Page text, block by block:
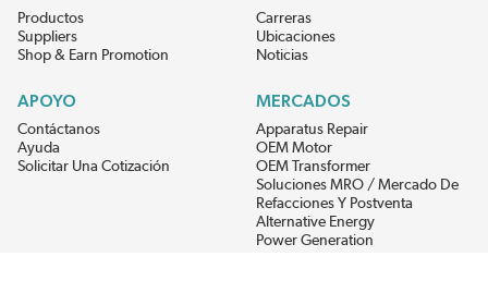
Productos
Suppliers
Shop & Earn Promotion
Carreras
Ubicaciones
Noticias
APOYO
Contáctanos
Ayuda
Solicitar Una Cotización
MERCADOS
Apparatus Repair
OEM Motor
OEM Transformer
Soluciones MRO / Mercado De
Refacciones Y Postventa
Alternative Energy
Power Generation